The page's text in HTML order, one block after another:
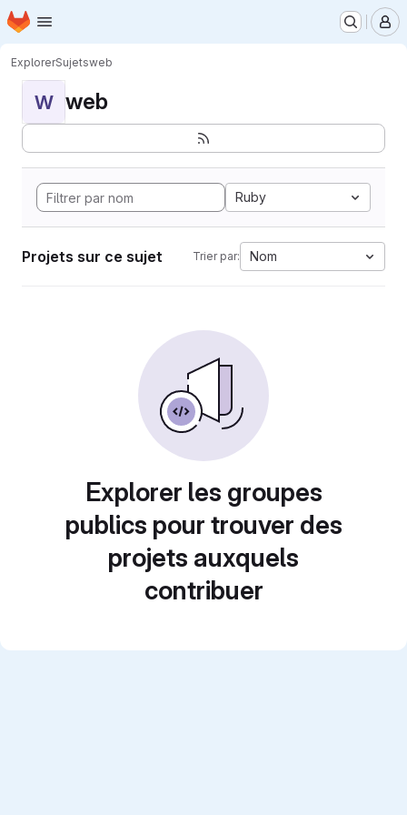
Passer au contenu principal
Page d'accueil
ExplorerSujetsweb
W web
Ruby
Projets sur ce sujet Trier par: Nom
Explorer les groupes
publics pour trouver des
projets auxquels
contribuer